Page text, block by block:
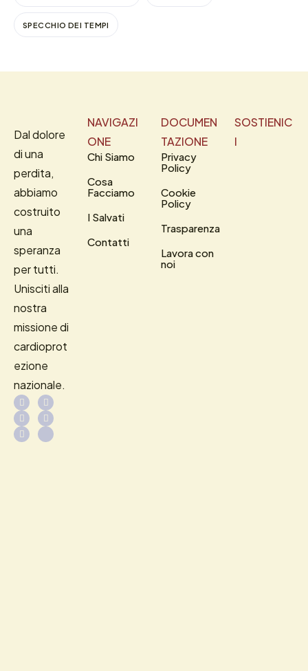
SPECCHIO DEI TEMPI
Dal dolore
di una
perdita,
abbiamo
costruito
una
speranza
per tutti.
Unisciti alla
nostra
missione di
cardioprot
ezione
nazionale.
NAVIGAZI
ONE
Chi Siamo
Cosa
Facciamo
I Salvati
Contatti
DOCUMEN
TAZIONE
Privacy
Policy
Cookie
Policy
Trasparenza
Lavora con
noi
SOSTIENIC
I